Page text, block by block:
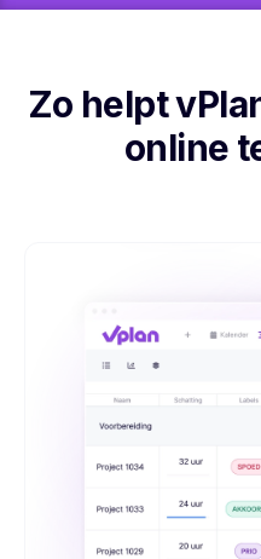
Zo helpt
online